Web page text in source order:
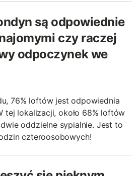
są odpowiednie
czy raczej
odpoczynek we
76% loftów jest odpowiednia
tej lokalizacji, około 68% loftów
oddzielne sypialnie. Jest to
czteroosobowych!